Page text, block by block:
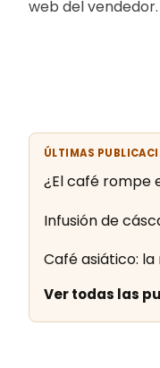
web del vendedor.
ÚLTIMAS
Ver todas las